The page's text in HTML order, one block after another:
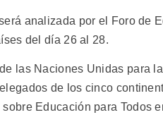
analizada por el Foro de
del día 26 al 28.
las Naciones Unidas para
de los cinco
Educación para Todos